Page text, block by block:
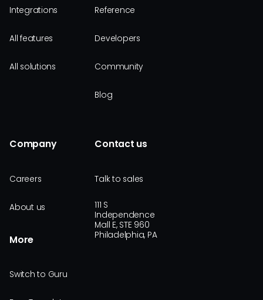
Integrations
All features
All solutions
Reference
Developers
Community
Blog
Company
Careers
About us
More
Switch to Guru
Contact us
Talk to sales
111 S
Independence
Mall E, STE 960
Philadelphia, PA